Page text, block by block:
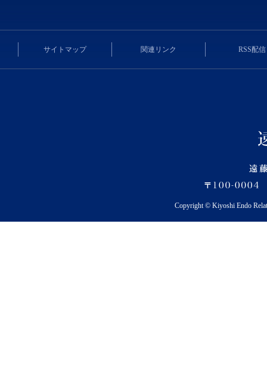
サイトマップ 関連リンク RSS配信
Copyright © Kiyoshi Endo